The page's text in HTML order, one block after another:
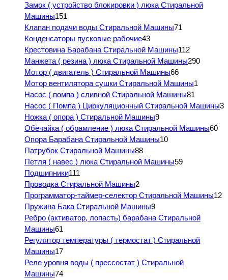
Замок ( устройство блокировки ) люка Стиральной
Машины151
Клапан подачи воды Стиральной Машины71
Конденсаторы пусковые рабочие43
Крестовина Барабана Стиральной Машины112
Манжета ( резина ) люка Стиральной Машины290
Мотор ( двигатель ) Стиральной Машины66
Мотор вентилятора сушки Стиральной Машины1
Насос ( помпа ) сливной Стиральной Машины81
Насос ( Помпа ) Циркуляционный Стиральной Машины3
Ножка ( опора ) Стиральной Машины9
Обечайка ( обрамление ) люка Стиральной Машины60
Опора Барабана Стиральной Машины10
Патрубок Стиральной Машины88
Петля ( навес ) люка Стиральной Машины59
Подшипники111
Проводка Стиральной Машины2
Программатор-таймер-селектор Стиральной Машины12
Пружина Бака Стиральной Машины9
Ребро (активатор, лопасть) барабана Стиральной
Машины61
Регулятор температуры ( термостат ) Стиральной
Машины17
Реле уровня воды ( прессостат ) Стиральной
Машины74